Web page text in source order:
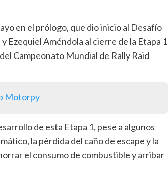
en el prólogo, que dio inicio al Desafío
Ezequiel Améndola al cierre de la Etapa 1
Campeonato Mundial de Rally Raid
Motorpy
de esta Etapa 1, pese a algunos
la pérdida del caño de escape y la
el consumo de combustible y arribar